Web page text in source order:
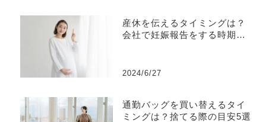
産休を伝えるタイミングは？
会社で妊娠報告をする時期を
2024/6/27
通勤バッグを買い替えるタイ
ミングは？捨てる際の目安5選